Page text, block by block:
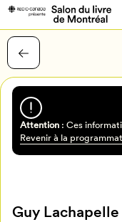
Attention: Ces
Revenir à la
Guy Lachapelle